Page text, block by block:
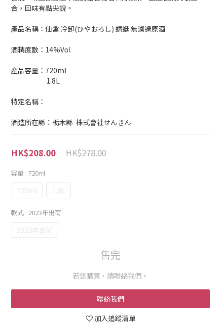
合，回味有點尖銳。
產品名稱：仙禽 冷卸(ひやおろし) 蜻蜓 無濾過原酒
酒精度數：14%Vol
產品容量：720ml
                        1.8L
特定名稱：
酒造所在縣：栃木縣  株式會社せんきん
HK$278.00
HK$208.00
容量 : 720ml
720ml 1.8L
款式 : 2023年出荷
2023年出荷
售完
若想購買，請聯絡我們。
聯絡我們
加入追蹤清單